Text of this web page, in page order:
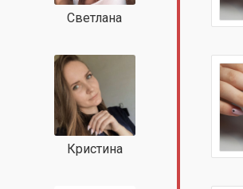
Светлана
Кристина